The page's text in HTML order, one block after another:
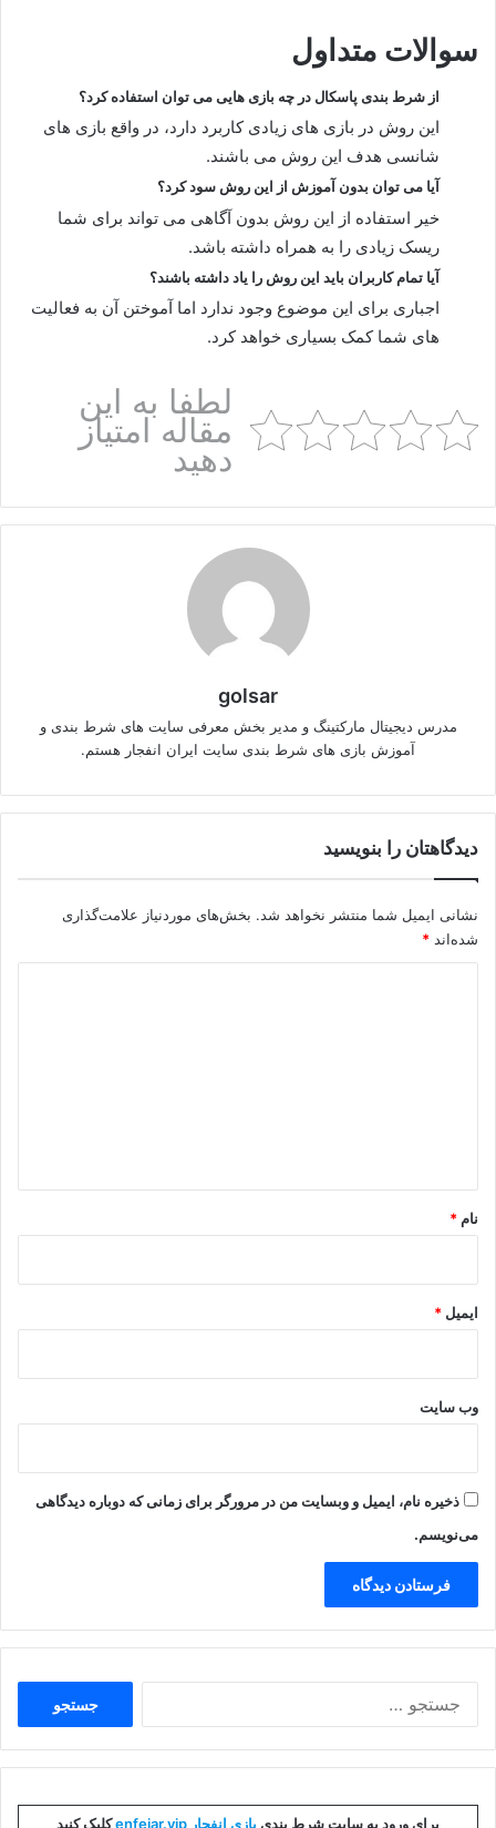
سوالات متداول
از شرط بندی پاسکال در چه بازی هایی می توان استفاده کرد؟
این روش در بازی های زیادی کاربرد دارد، در واقع بازی های
شانسی هدف این روش می باشند.
آیا می توان بدون آموزش از این روش سود کرد؟
خیر استفاده از این روش بدون آگاهی می تواند برای شما
ریسک زیادی را به همراه داشته باشد.
آیا تمام کاربران باید این روش را یاد داشته باشند؟
اجباری برای این موضوع وجود ندارد اما آموختن آن به فعالیت
های شما کمک بسیاری خواهد کرد.
لطفا به این
مقاله امتیاز
دهید
golsar
مدرس دیجیتال مارکتینگ و مدیر بخش معرفی سایت های شرط بندی و
آموزش بازی های شرط بندی سایت ایران انفجار هستم.
دیدگاهتان را بنویسید
نشانی ایمیل شما منتشر نخواهد شد. بخش‌های موردنیاز علامت‌گذاری
شده‌اند *
نام *
ایمیل *
وب‌ سایت
ذخیره نام، ایمیل و وبسایت من در مرورگر برای زمانی که دوباره دیدگاهی
می‌نویسم.
برای ورود به سایت شرط بندی بازی انفجار enfejar.vip کلیک کنید